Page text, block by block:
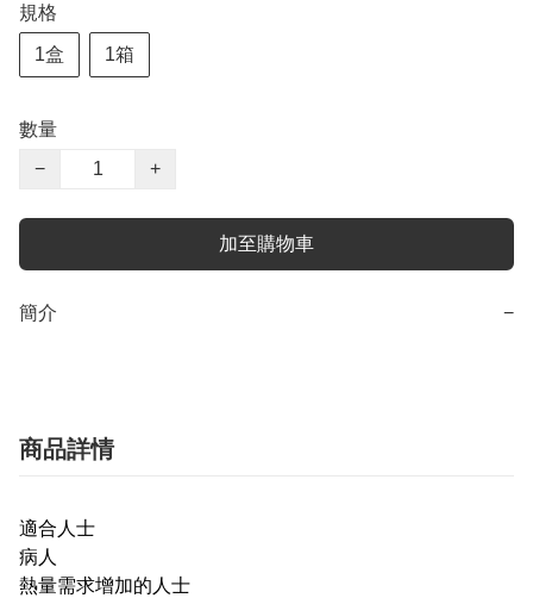
規格
1盒 1箱
數量
−
+
加至購物車
簡介 −
商品詳情
適合人士
病人
熱量需求增加的人士